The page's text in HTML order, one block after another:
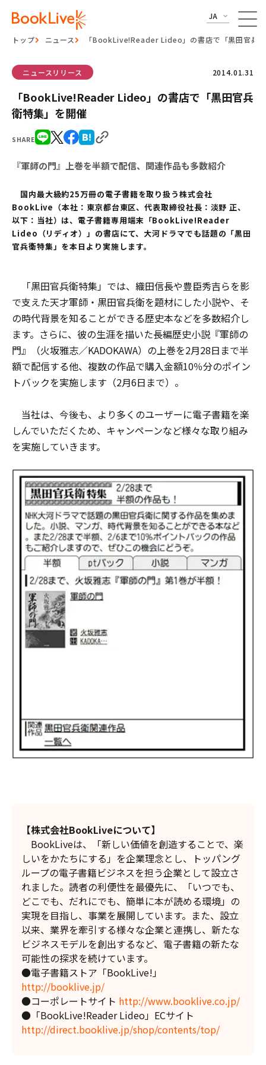
JA
トップ ニュース 「BookLive!Reader Lideo」の書店で「黒田官兵
SHARE
ニュースリリース 2014.01.31
「BookLive!Reader Lideo」の書店で「黒田官兵
衛特集」を開催
『軍師の門』上巻を半額で配信、関連作品も多数紹介
国内最大級約25万冊の電子書籍を取り扱う株式会社
BookLive（本社：東京都台東区、代表取締役社長：淡野 正、
以下：当社）は、電子書籍専用端末「BookLive!Reader
Lideo（リディオ）」の書店にて、大河ドラマでも話題の「黒田
官兵衛特集」を本日より実施します。
「黒田官兵衛特集」では、織田信長や豊臣秀吉らを影
で支えた天才軍師・黒田官兵衛を題材にした小説や、そ
の時代背景を知ることができる歴史本などを多数紹介し
ます。さらに、彼の生涯を描いた長編歴史小説『軍師の
門』（火坂雅志／KADOKAWA）の上巻を2月28日まで半
額で配信する他、複数の作品で購入金額10％分のポイン
トバックを実施します（2月6日まで）。
当社は、今後も、より多くのユーザーに電子書籍を楽
しんでいただくため、キャンペーンなど様々な取り組み
を実施していきます。
【株式会社BookLiveについて】
BookLiveは、「新しい価値を創造することで、楽
しいをかたちにする」を企業理念とし、トッパング
ループの電子書籍ビジネスを担う企業として設立さ
れました。読者の利便性を最優先に、「いつでも、
どこでも、だれにでも、簡単に本が読める環境」の
実現を目指し、事業を展開しています。また、設立
以来、業界を牽引する様々な企業と連携し、新たな
ビジネスモデルを創出するなど、電子書籍の新たな
可能性の探求を続けています。
●電子書籍ストア「BookLive!」
http://booklive.jp/
●コーポレートサイト http://www.booklive.co.jp/
●「BookLive!Reader Lideo」ECサイト
http://direct.booklive.jp/shop/contents/top/